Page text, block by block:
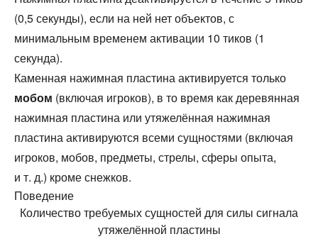
(0,5 секунды), если на ней нет объектов, с
минимальным временем активации 10 тиков (1
секунда).
Каменная нажимная пластина активируется только
мобом (включая игроков), в то время как деревянная
нажимная пластина или утяжелённая нажимная
пластина активируются всеми сущностями (включая
игроков, мобов, предметы, стрелы, сферы опыта,
и т. д.) кроме снежков.
Поведение
Количество требуемых сущностей для силы сигнала
утяжелённой пластины